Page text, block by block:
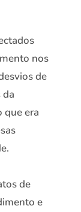
nos
de
da
que era
de
e